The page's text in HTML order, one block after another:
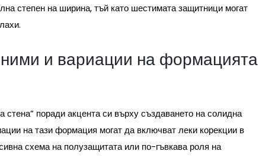
степен на ширина, тъй като шестимата защитници могат
и вариации на формацията
поради акцента си върху създаването на солидна
на тази формация могат да включват леки корекции в
схема на полузащитата или по-гъвкава роля на